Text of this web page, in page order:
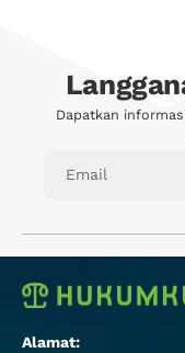
Dapatkan
Alamat: